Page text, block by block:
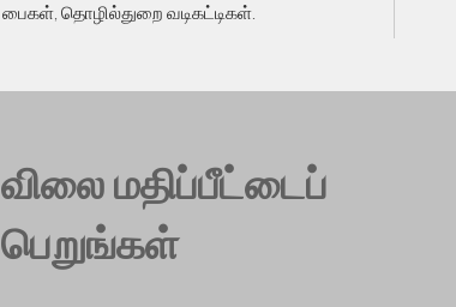
பைகள், தொழில்துறை வடிகட்டிகள்.
விலை மதிப்பீட்டைப்
பெறுங்கள்